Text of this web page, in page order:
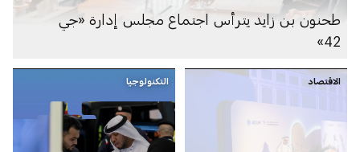
طحنون بن زايد يترأس اجتماع مجلس إدارة «جي
42»
الاقتصاد التكنولوجيا